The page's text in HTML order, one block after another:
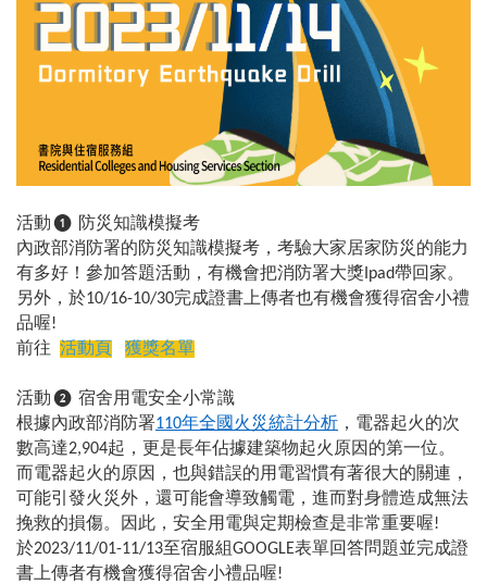
活動❶ 防災知識模擬考
內政部消防署的防災知識模擬考，考驗大家居家防災的能力
有多好！參加答題活動，有機會把消防署大獎 Ipad帶回家。
另外，於10/16-10/30完成證書上傳者也有機會獲得宿舍小禮
品喔!
前往 活動頁 獲獎名單
活動❷ 宿舍用電安全小常識
根據內政部消防署110年全國火災統計分析 ，電器起火的次
數高達2,904起，更是長年佔據建築物起火原因的第一位。
而電器起火的原因，也與錯誤的用電習慣有著很大的關連，
可能引發火災外，還可能會導致觸電，進而對身體造成無法
挽救的損傷。因此，安全用電與定期檢查是非常重要喔!
於2023/11/01-11/13至宿服組GOOGLE表單回答問題並完成證
書上傳者有機會獲得宿舍小禮品喔!